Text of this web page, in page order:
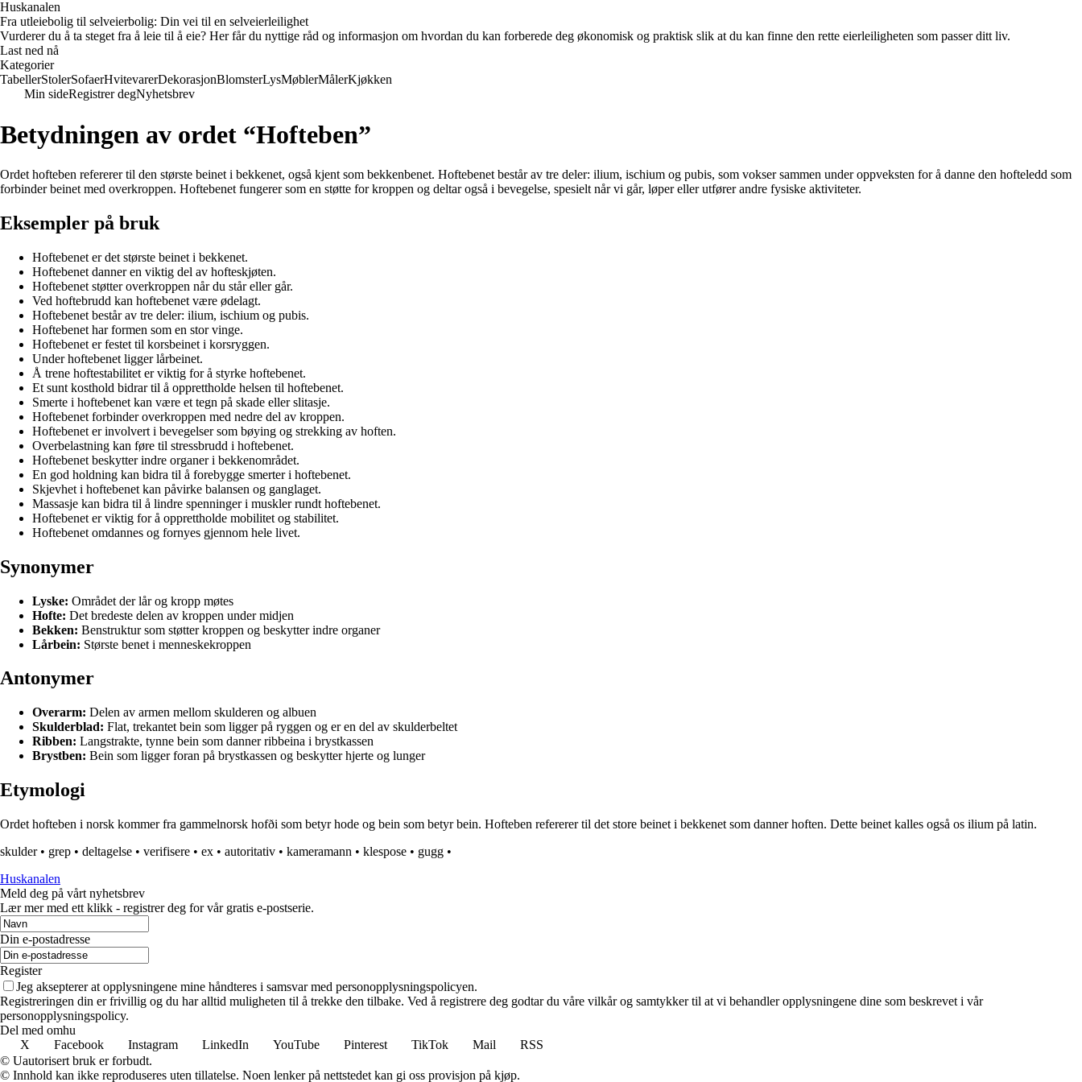
Huskanalen
Fra utleiebolig til selveierbolig: Din vei til en selveierleilighet
Vurderer du å ta steget fra å leie til å eie? Her får du nyttige råd og informasjon om hvordan du kan forberede deg økonomisk og praktisk slik at du kan finne den rette eierleiligheten som passer ditt liv.
Last ned nå
Kategorier
TabellerStolerSofaerHvitevarerDekorasjonBlomsterLysMøblerMålerKjøkken
Min sideRegistrer degNyhetsbrev
Betydningen av ordet “Hofteben”
Ordet hofteben refererer til den største beinet i bekkenet, også kjent som bekkenbenet. Hoftebenet består av tre deler: ilium, ischium og pubis, som vokser sammen under oppveksten for å danne den hofteledd som
forbinder beinet med overkroppen. Hoftebenet fungerer som en støtte for kroppen og deltar også i bevegelse, spesielt når vi går, løper eller utfører andre fysiske aktiviteter.
Eksempler på bruk
Hoftebenet er det største beinet i bekkenet.
Hoftebenet danner en viktig del av hofteskjøten.
Hoftebenet støtter overkroppen når du står eller går.
Ved hoftebrudd kan hoftebenet være ødelagt.
Hoftebenet består av tre deler: ilium, ischium og pubis.
Hoftebenet har formen som en stor vinge.
Hoftebenet er festet til korsbeinet i korsryggen.
Under hoftebenet ligger lårbeinet.
Å trene hoftestabilitet er viktig for å styrke hoftebenet.
Et sunt kosthold bidrar til å opprettholde helsen til hoftebenet.
Smerte i hoftebenet kan være et tegn på skade eller slitasje.
Hoftebenet forbinder overkroppen med nedre del av kroppen.
Hoftebenet er involvert i bevegelser som bøying og strekking av hoften.
Overbelastning kan føre til stressbrudd i hoftebenet.
Hoftebenet beskytter indre organer i bekkenområdet.
En god holdning kan bidra til å forebygge smerter i hoftebenet.
Skjevhet i hoftebenet kan påvirke balansen og ganglaget.
Massasje kan bidra til å lindre spenninger i muskler rundt hoftebenet.
Hoftebenet er viktig for å opprettholde mobilitet og stabilitet.
Hoftebenet omdannes og fornyes gjennom hele livet.
Synonymer
Lyske: Området der lår og kropp møtes
Hofte: Det bredeste delen av kroppen under midjen
Bekken: Benstruktur som støtter kroppen og beskytter indre organer
Lårbein: Største benet i menneskekroppen
Antonymer
Overarm: Delen av armen mellom skulderen og albuen
Skulderblad: Flat, trekantet bein som ligger på ryggen og er en del av skulderbeltet
Ribben: Langstrakte, tynne bein som danner ribbeina i brystkassen
Brystben: Bein som ligger foran på brystkassen og beskytter hjerte og lunger
Etymologi
Ordet hofteben i norsk kommer fra gammelnorsk hofði som betyr hode og bein som betyr bein. Hofteben refererer til det store beinet i bekkenet som danner hoften. Dette beinet kalles også os ilium på latin.
skulder• grep • deltagelse • verifisere • ex • autoritativ • kameramann • klespose • gugg •
Huskanalen
Meld deg på vårt nyhetsbrev
Lær mer med ett klikk - registrer deg for vår gratis e-postserie.
Din e-postadresse
Register
Jeg aksepterer at opplysningene mine håndteres i samsvar med personopplysningspolicyen.
Registreringen din er frivillig og du har alltid muligheten til å trekke den tilbake. Ved å registrere deg godtar du våre vilkår og samtykker til at vi behandler opplysningene dine som beskrevet i vår
personopplysningspolicy.
Del med omhu
X
Facebook Instagram LinkedIn YouTube Pinterest TikTok Mail
RSS
© Uautorisert bruk er forbudt.
© Innhold kan ikke reproduseres uten tillatelse. Noen lenker på nettstedet kan gi oss provisjon på kjøp.